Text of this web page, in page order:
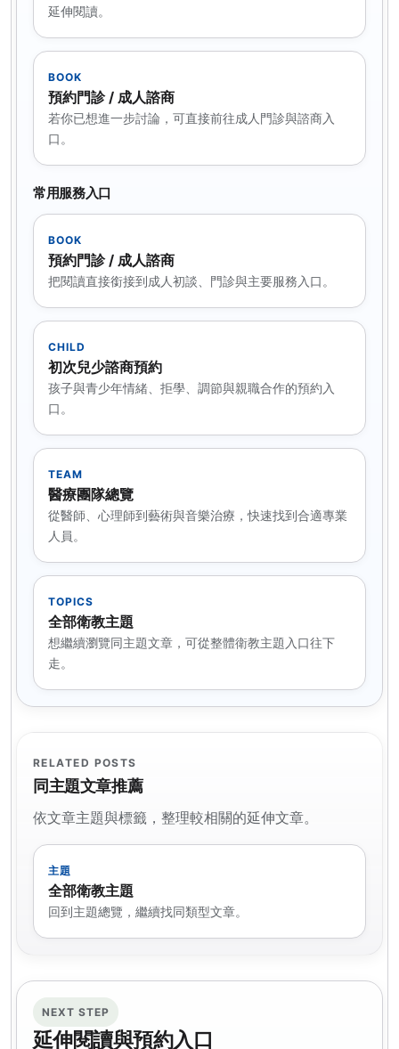
延伸閱讀。
BOOK
預約門診 / 成人諮商
若你已想進一步討論，可直接前往成人門診與諮商入
口。
常用服務入口
BOOK
預約門診 / 成人諮商
把閱讀直接銜接到成人初談、門診與主要服務入口。
CHILD
初次兒少諮商預約
孩子與青少年情緒、拒學、調節與親職合作的預約入
口。
TEAM
醫療團隊總覽
從醫師、心理師到藝術與音樂治療，快速找到合適專業
人員。
TOPICS
全部衛教主題
想繼續瀏覽同主題文章，可從整體衛教主題入口往下
走。
RELATED POSTS
同主題文章推薦
依文章主題與標籤，整理較相關的延伸文章。
主題
全部衛教主題
回到主題總覽，繼續找同類型文章。
NEXT STEP
延伸閱讀與預約入口